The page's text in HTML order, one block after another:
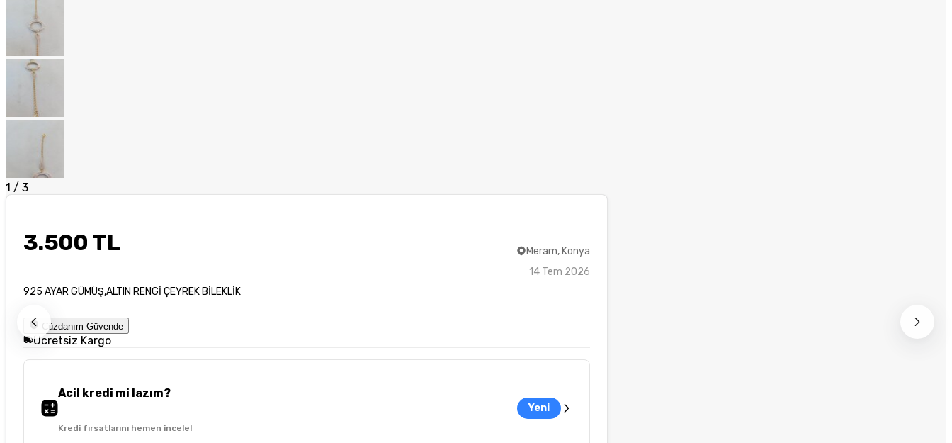
1 / 3
3.500 TL
925 AYAR GÜMÜŞ,ALTIN RENGİ ÇEYREK BİLEKLİK
Meram, Konya
14 Tem 2026
Cüzdanım Güvende
Ücretsiz Kargo
Acil kredi mi lazım?
Kredi fırsatlarını hemen incele!
Yeni